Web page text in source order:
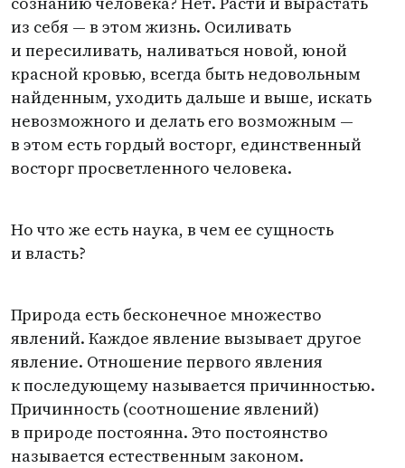
из себя — в этом жизнь. Осиливать
и пересиливать, наливаться новой, юной
красной кровью, всегда быть недовольным
найденным, уходить дальше и выше, искать
невозможного и делать его возможным —
в этом есть гордый восторг, единственный
восторг просветленного человека.
Но что же есть наука, в чем ее сущность
и власть?
Природа есть бесконечное множество
явлений. Каждое явление вызывает другое
явление. Отношение первого явления
к последующему называется причинностью.
Причинность (соотношение явлений)
в природе постоянна. Это постоянство
называется естественным законом.